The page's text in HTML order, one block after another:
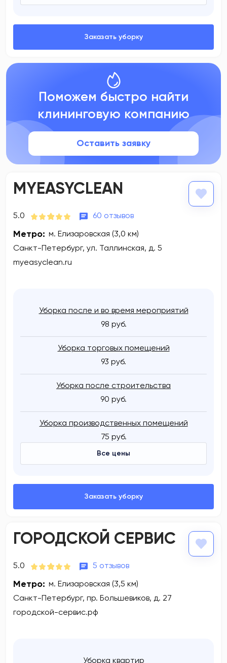
Поможем быстро найти
клининговую компанию
Оставить заявку
MYEASYCLEAN
5.0 60 отзывов
Метро: м. Елизаровская (3,0 км)
Санкт-Петербург, ул. Таллинская, д. 5
myeasyclean.ru
Уборка после и во время мероприятий
98 руб.
Уборка торговых помещений
93 руб.
Уборка после строительства
90 руб.
Уборка производственных помещений
75 руб.
Все цены
ГОРОДСКОЙ СЕРВИС
5.0 5 отзывов
Метро: м. Елизаровская (3,5 км)
Санкт-Петербург, пр. Большевиков, д. 27
городской-сервис.рф
Уборка квартир